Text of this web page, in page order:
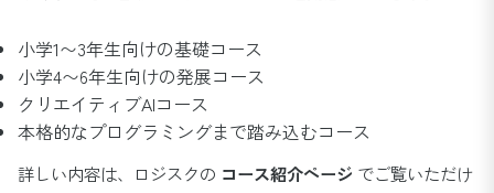
小学1〜3年生向けの基礎コース
小学4〜6年生向けの発展コース
クリエイティブAIコース
本格的なプログラミングまで踏み込むコース
詳しい内容は、ロジスクの コース紹介ページ でご覧いただけ